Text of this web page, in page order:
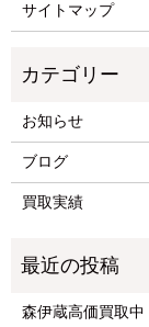
サイトマップ
お知らせ
ブログ
買取実績
森伊蔵高価買取中